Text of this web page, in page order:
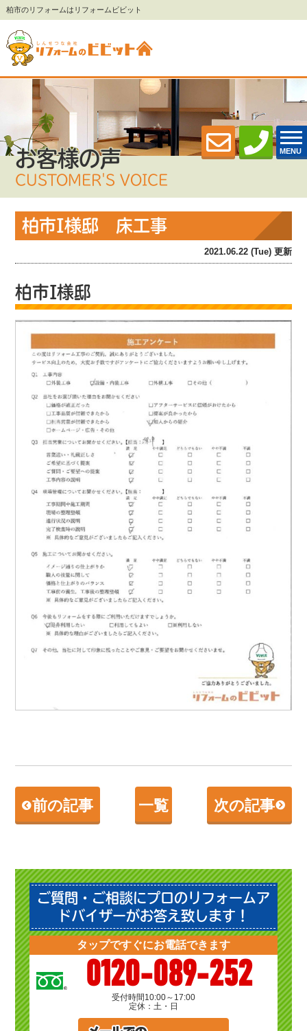
柏市のリフォームはリフォームビビット
MENU
お客様の声
CUSTOMER'S VOICE
柏市I様邸 床工事
2021.06.22 (Tue) 更新
柏市I様邸
前の記事 一覧 次の記事
ご質問・ご相談にプロのリフォームア
ドバイザーがお答え致します！
タップですぐにお電話できます
0120-089-252
受付時間 10:00～17:00
定休：土・日